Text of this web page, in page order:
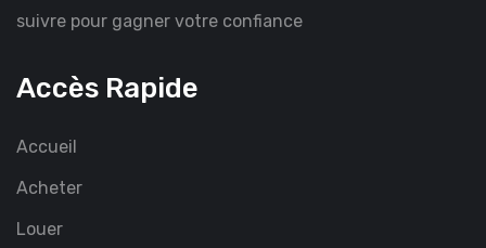
suivre pour gagner votre confiance
Accès Rapide
Accueil
Acheter
Louer